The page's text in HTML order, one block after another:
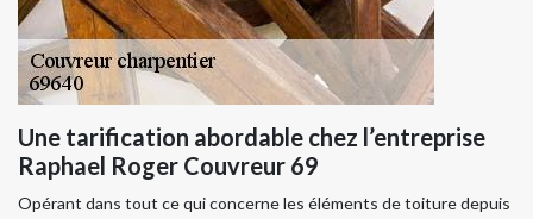
Une tarification abordable chez l’entreprise
Raphael Roger Couvreur 69
Opérant dans tout ce qui concerne les éléments de toiture depuis